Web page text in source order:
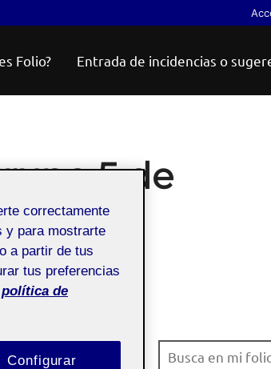
Folio? Entrada de incidencias o
5 de
BUSCAR
correctamente
y para mostrarte
a partir de tus
tus preferencias
política de
Configurar